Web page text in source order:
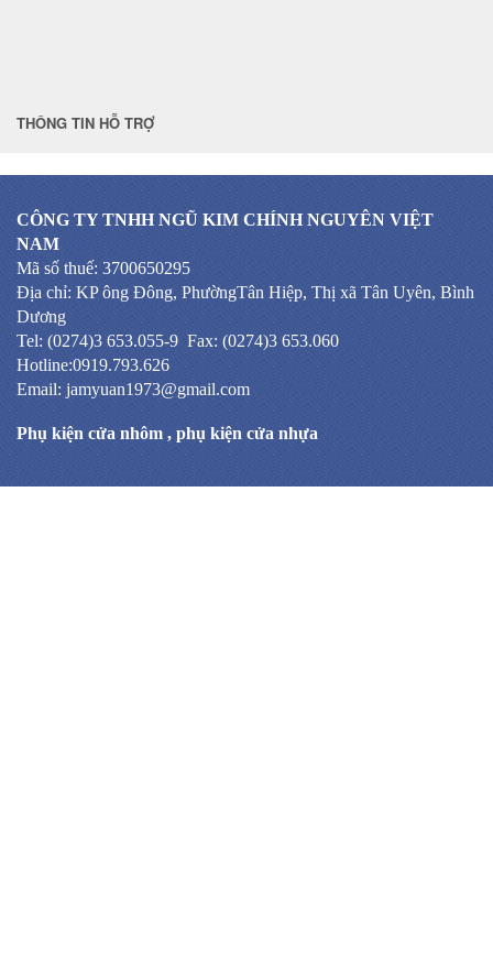
THÔNG TIN HỖ TRỢ
CÔNG TY TNHH NGŨ KIM CHÍNH NGUYÊN VIỆT
NAM
Mã số thuế: 3700650295
Địa chỉ: KP ông Đông, PhườngTân Hiệp, Thị xã Tân Uyên, Bình
Dương
Tel: (0274)3 653.055-9 Fax: (0274)3 653.060
Hotline:0919.793.626
Email: jamyuan1973@gmail.com
Phụ kiện cửa nhôm , phụ kiện cửa nhựa